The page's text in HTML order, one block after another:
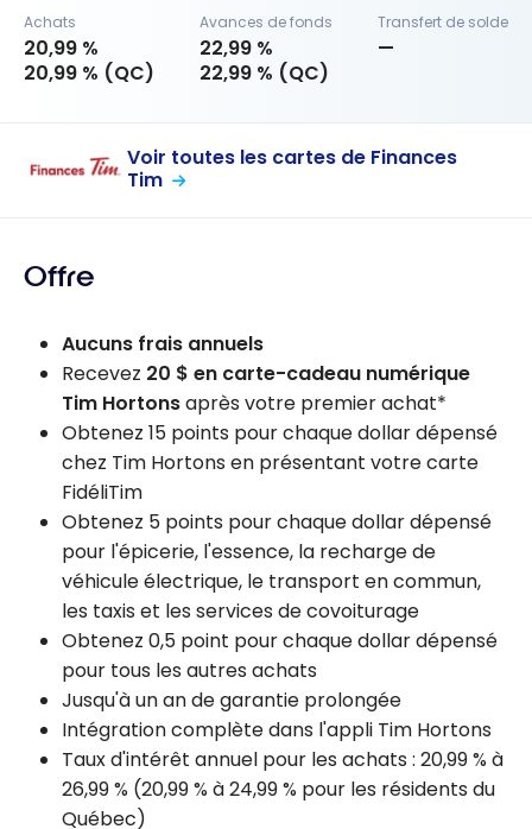
Achats
20,99 %
20,99 % (QC)
Avances de fonds
22,99 %
22,99 % (QC)
Transfert de solde
—
Voir toutes les cartes de Finances
Tim
Offre
Aucuns frais annuels
Recevez 20 $ en carte-cadeau numérique
Tim Hortonsaprès votre premier achat*
Obtenez 15 points pour chaque dollar dépensé
chez Tim Hortons en présentant votre carte
FidéliTim
Obtenez 5 points pour chaque dollar dépensé
pour l'épicerie, l'essence, la recharge de
véhicule électrique, le transport en commun,
les taxis et les services de covoiturage
Obtenez 0,5 point pour chaque dollar dépensé
pour tous les autres achats
Jusqu'à un an de garantie prolongée
Intégration complète dans l'appli Tim Hortons
Taux d'intérêt annuel pour les achats : 20,99 % à
26,99 % (20,99 % à 24,99 % pour les résidents du
Québec)